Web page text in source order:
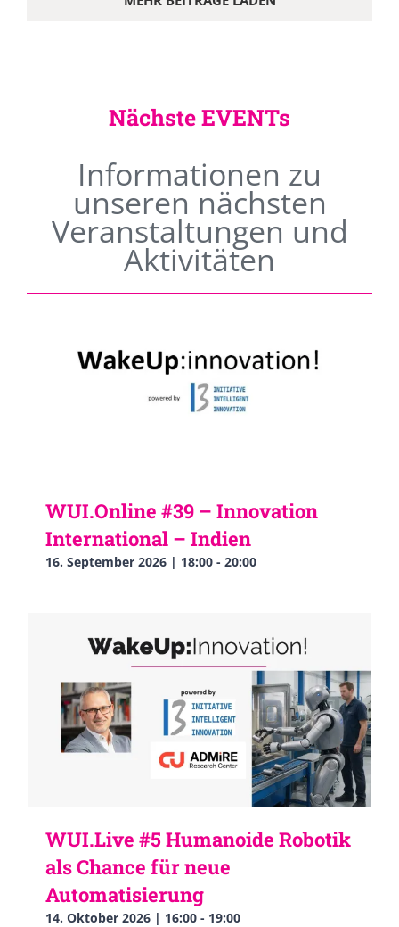
Nächste EVENTs
Informationen zu
unseren nächsten
Veranstaltungen und
Aktivitäten
WUI.Online #39 – Innovation
International – Indien
16. September 2026 | 18:00 - 20:00
WUI.Live #5 Humanoide Robotik
als Chance für neue
Automatisierung
14. Oktober 2026 | 16:00 - 19:00